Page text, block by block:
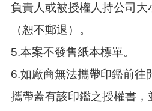
負責人或被授權人持公司大
（恕不郵退）。
5.本案不發售紙本標單。
6.如廠商無法攜帶印鑑前往
攜帶蓋有該印鑑之授權書，